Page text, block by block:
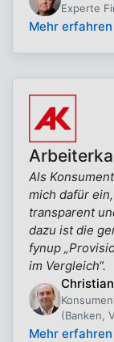
Experte
Mehr erfahren
Als
mich dafür
transparent
dazu ist die
fynup
im Vergleich“.
(Banken,
Mehr erfahren